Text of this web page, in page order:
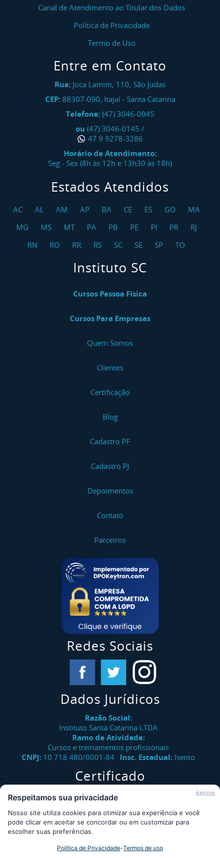
Canal de Atendimento ao Titular dos Dados
Política de Privacidade
Termo de Uso
Entre em Contato
Rua: Joca Lamim, 110, São Judas
CEP: 88307-090, Itajaí- Santa Catarina
Telefone: (47) 3046-0045
ou (47) 3046-0145 /
47 9 9278-3286
Horário de Atendimento:
Seg - Sex (8h às 12h e 13h30 às 18h)
Estados Atendidos
AC AL AM AP BA CE ES GO
MA
MG
MS MT PA PB PE PI PR
RJ
RN
RO RR RS SC SE SP TO
Instituto SC
Cursos Pessoa Física
Cursos Para Empresas
Quem Somos
Clientes
Certificação
Blog
Cadastro PF
Cadastro PJ
Depoimentos
Contato
Parceiros
Redes Sociais
Dados Jurídicos
Razão Social:
Instituto Santa Catarina LTDA
Ramo de Atividade:
Cursos e treinamentos profissionais
CNPJ: 10.718.480/0001-84 Insc. Estadual: Isento
Certificado
Verifique a autenticidade de certificados emitidos pelo
Instituto Santa Catarina.
Consultar
Keytron
Respeitamos sua privacidade
Nosso site utiliza cookies para otimizar sua experiência e você
pode clicar em aceitar se concordar ou em customizar para
escolher suas preferências.
Política de Privacidade-Termos de uso